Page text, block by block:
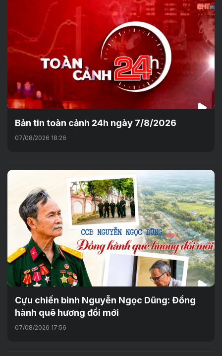
Bản tin toàn cảnh 24h ngày 7/8/2026
07/08/2026 18:26
Cựu chiến binh Nguyễn Ngọc Dũng: Đồng
hành quê hương đổi mới
07/08/2026 17:56